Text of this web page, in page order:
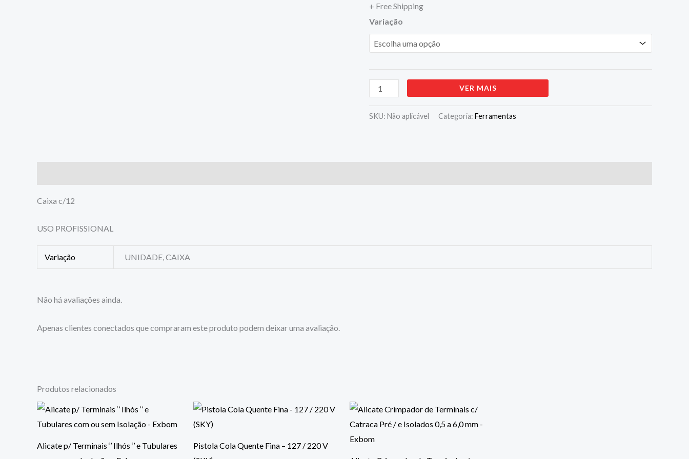
+ Free Shipping
Variação
Com
Trava
EDA
VER MAIS
SKU: Não aplicável Categoria: Ferramentas
Caixa c/12
USO PROFISSIONAL
Variação UNIDADE, CAIXA
Não há avaliações ainda.
Apenas clientes conectados que compraram este produto podem deixar uma avaliação.
Produtos relacionados
Alicate p/ Terminais ‘’ Ilhós ‘’ e Tubulares
Pistola Cola Quente Fina – 127 / 220 V